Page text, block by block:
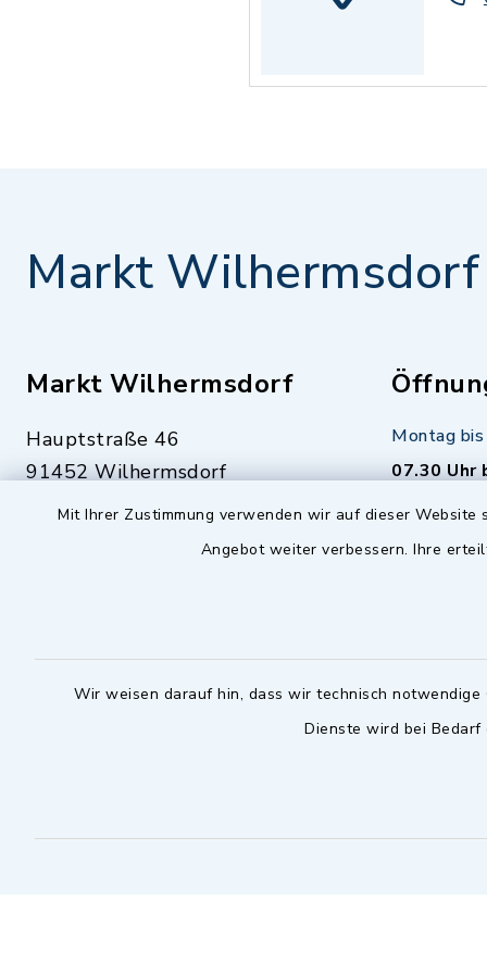
Mit Ihrer Zustimmung verwenden wir auf dieser
Angebot weiter verbessern. Ihre
Wir weisen darauf hin, dass wir technisch
Dienste wird bei
Markt Wilhermsdorf
Markt Wilhermsdorf
Hauptstraße 46
91452 Wilhermsdorf
09102 9958-0
09102 9958-111
Notfallnummer Bauhof
Montag
07.30 Uhr
Dienstag
16.30 bis
möglich -